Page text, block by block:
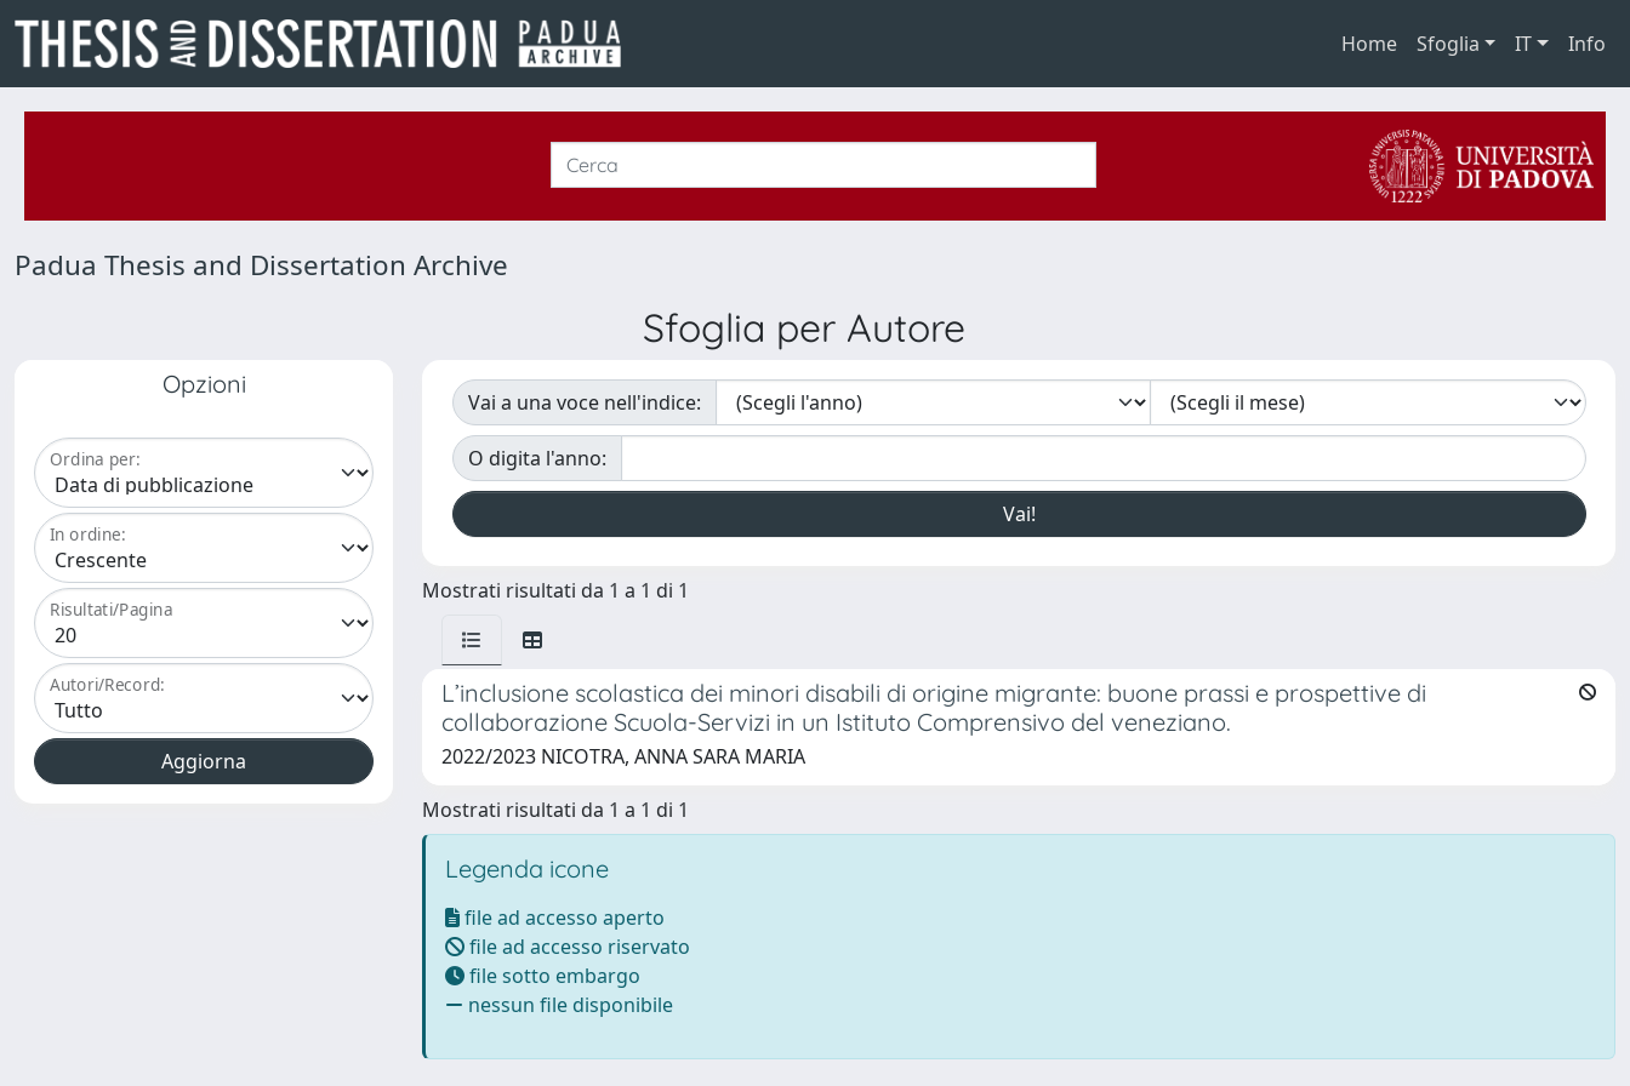
Home Sfoglia IT Info
Padua Thesis and Dissertation Archive
Sfoglia per Autore
Opzioni
Ordina per:
In ordine:
Risultati/Pagina
Autori/Record:
Vai a una voce nell'indice:
O digita l'anno:
Mostrati risultati da 1 a 1 di 1
L’inclusione scolastica dei minori disabili di origine migrante: buone prassi e prospettive di
collaborazione Scuola-Servizi in un Istituto Comprensivo del veneziano.
2022/2023 NICOTRA, ANNA SARA MARIA
Mostrati risultati da 1 a 1 di 1
Legenda icone
file ad accesso aperto
file ad accesso riservato
file sotto embargo
nessun file disponibile